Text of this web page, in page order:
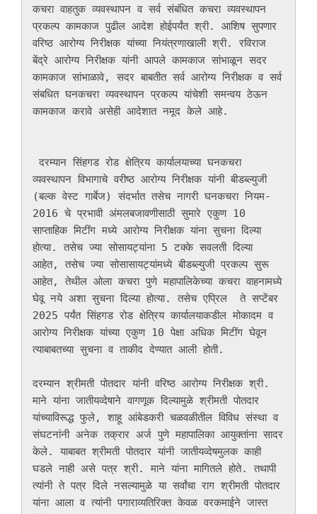
कचरा वाहतुक व्यवस्थापन व सर्व संबंधित कचरा व्यवस्थापन
प्रकल्प कामकाज पुढील आदेश होईपर्यंत श्री. आशिष सुपणार
वरिष्ठ आरोग्य निरीक्षक यांच्या नियंत्रणाखाली श्री. रविराज
बेंद्रे आरोग्य निरीक्षक यांनी आपले कामकाज सांभाळून सदर
कामकाज सांभाळावे, सदर बाबतीत सर्व आरोग्य निरीक्षक व सर्व
संबधित घनकचरा व्यवस्थापन प्रकल्प यांचेशी समन्वय ठेऊन
कामकाज करावे असेही आदेशात नमूद केले आहे.
दरम्यान सिंहगड रोड क्षेत्रिय कार्यालयाच्या घनकचरा
व्यवस्थापन विभागाचे वरीष्ठ आरोग्य निरीक्षक यांनी बीडब्ल्युजी
(बल्क वेस्ट गार्बेज) संदर्भात तसेच नागरी घनकचरा नियम-
2016 चे प्रभावी अंमलबजावणीसाठी सुमारे एकुण 10
साप्ताहिक मिटींग मध्ये आरोग्य निरीक्षक यांना सुचना दिल्या
होत्या. तसेच ज्या सोसायट्यांना 5 टक्के सवलती दिल्या
आहेत, तसेच ज्या सोसासायट्यांमध्ये बीडब्ल्युजी प्रकल्प सुरू
आहेत, तेथील ओला कचरा पुणे महापालिकेच्या कचरा वाहनामध्ये
घेवू नये अशा सुचना दिल्या होत्या. तसेच एप्रिल  ते सप्टेंबर
2025 पर्यंत सिंहगड रोड क्षेत्रिय कार्यालयाकडील मोकादम व
आरोग्य निरीक्षक यांच्या एकुण 10 पेक्षा अधिक मिटींग घेवून
त्याबाबतच्या सुचना व ताकीद देण्यात आली होती.
दरम्यान श्रीमती पोतदार यांनी वरिष्ठ आरोग्य निरीक्षक श्री.
माने यांना जातीयव्देषाने वागणूक दिल्यामुळे श्रीमती पोतदार
यांच्याविरूद्ध फुले, शाहू आंबेडकरी चळवळीतील विविध संस्था व
संघटनांनी अनेक तक्रार अर्ज पुणे महापालिका आयुक्तांना सादर
केले. याबाबत श्रीमती पोतदार यांनी जातीयव्देषमुलक काही
घडले नाही असे पत्र श्री. माने यांना मागितले होते. तथापी
त्यांनी ते पत्र दिले नसल्यामुळे या सर्वांचा राग श्रीमती पोतदार
यांना आला व त्यांनी पगाराव्यतिरिक्त केवळ वरकमाईने जास्त